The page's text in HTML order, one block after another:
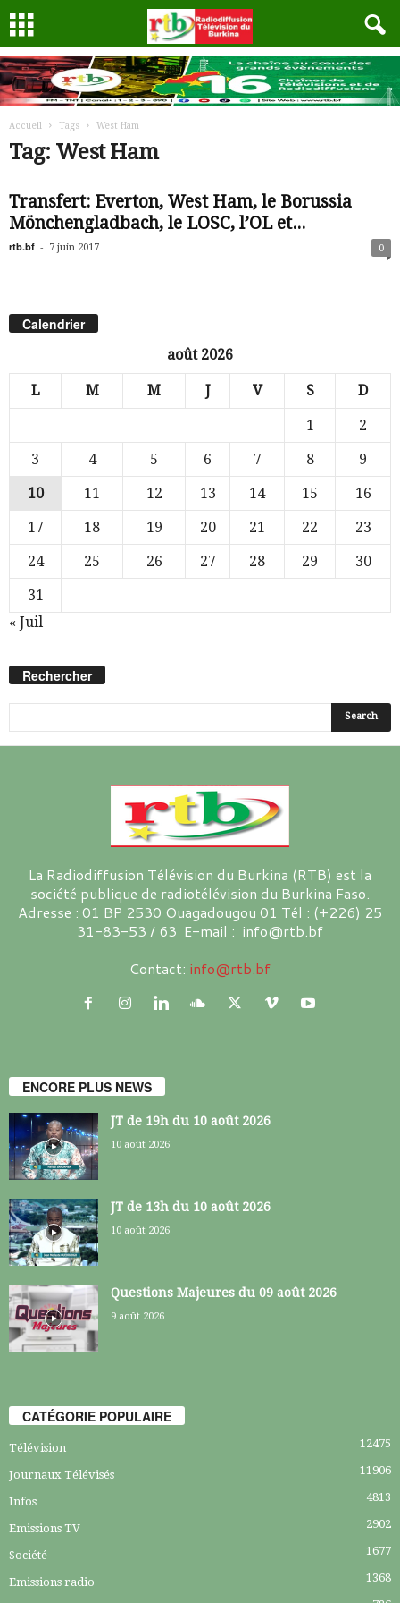
Accueil Tags West Ham
Tag: West Ham
Transfert: Everton, West Ham, le Borussia
Mönchengladbach, le LOSC, l’OL et...
rtb.bf - 7 juin 2017 0
Calendrier
août 2026
L M M J V S D
1
2
3
4 5 6 7 8
9
10
11 12 13 14 15
16
17
18 19 20 21 22
23
24
25 26 27 28 29
30
31
« Juil
Rechercher
La Radiodiffusion Télévision du Burkina (RTB) est la
société publique de radiotélévision du Burkina Faso.
Adresse : 01 BP 2530 Ouagadougou 01 Tél : (+226) 25
31-83-53 / 63 E-mail : info@rtb.bf
Contact: info@rtb.bf
ENCORE PLUS NEWS
JT de 19h du 10 août 2026
10 août 2026
JT de 13h du 10 août 2026
10 août 2026
Questions Majeures du 09 août 2026
9 août 2026
CATÉGORIE POPULAIRE
Télévision 12475
Journaux Télévisés 11906
Infos 4813
Emissions TV 2902
Société 1677
Emissions radio 1368